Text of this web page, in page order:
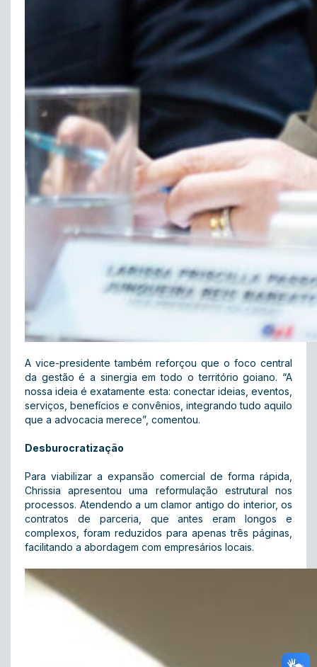
A vice-presidente também reforçou que o foco central
da gestão é a sinergia em todo o território goiano. “A
nossa ideia é exatamente esta: conectar ideias, eventos,
serviços, benefícios e convênios, integrando tudo aquilo
que a advocacia merece”, comentou.
Desburocratização
Para viabilizar a expansão comercial de forma rápida,
Chrissia apresentou uma reformulação estrutural nos
processos. Atendendo a um clamor antigo do interior, os
contratos de parceria, que antes eram longos e
complexos, foram reduzidos para apenas três páginas,
facilitando a abordagem com empresários locais.